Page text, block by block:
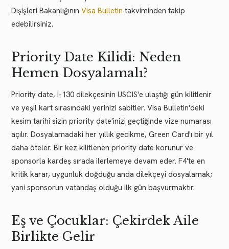
Dışişleri Bakanlığının Visa Bulletin takviminden takip
edebilirsiniz.
Priority Date Kilidi: Neden
Hemen Dosyalamalı?
Priority date, I-130 dilekçesinin USCIS'e ulaştığı gün kilitlenir
ve yeşil kart sırasındaki yerinizi sabitler. Visa Bulletin'deki
kesim tarihi sizin priority date'inizi geçtiğinde vize numarası
açılır. Dosyalamadaki her yıllık gecikme, Green Card'ı bir yıl
daha öteler. Bir kez kilitlenen priority date korunur ve
sponsorla kardeş sırada ilerlemeye devam eder. F4'te en
kritik karar, uygunluk doğduğu anda dilekçeyi dosyalamak;
yani sponsorun vatandaş olduğu ilk gün başvurmaktır.
Eş ve Çocuklar: Çekirdek Aile
Birlikte Gelir